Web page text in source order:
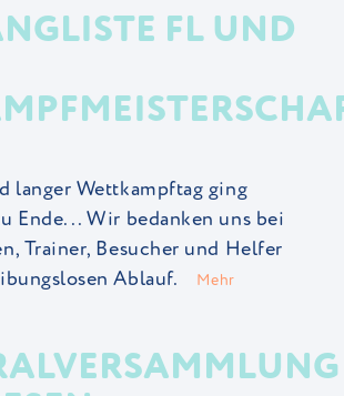
FL UND
langer Wettkampftag ging
Ende... Wir bedanken uns bei
Trainer, Besucher und Helfer
Ablauf.
Mehr